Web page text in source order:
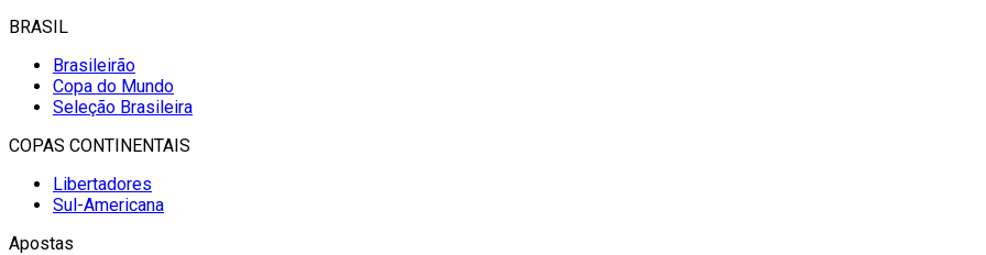
BRASIL
Brasileirão
Copa do Mundo
Seleção Brasileira
COPAS CONTINENTAIS
Libertadores
Sul-Americana
Apostas